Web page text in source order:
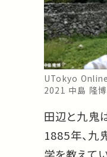
UTokyo
2021 中島 隆博
田辺と九鬼
1885年、九